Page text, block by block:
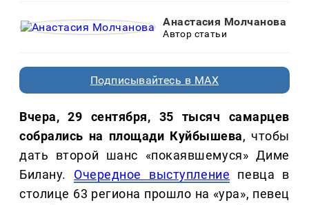
Анастасия Молчанова
Автор статьи
Подписывайтесь в MAX
Вчера, 29 сентября, 35 тысяч самарцев
собрались на площади Куйбышева, чтобы
дать второй шанс «покаявшемуся» Диме
Билану. Очередное выступление певца в
столице 63 региона прошло на «ура», певец